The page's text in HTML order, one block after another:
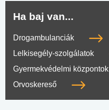
Ha baj van...
Drogambulanciák
Lelkisegély-szolgálatok
Gyermekvédelmi központok
Orvoskereső